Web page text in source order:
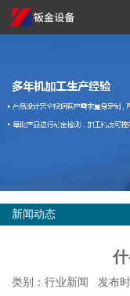
新闻动态
类别：行业新闻 发布